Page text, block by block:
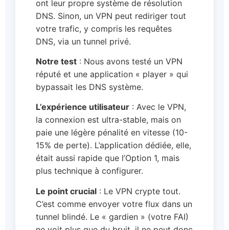
ont leur propre système de résolution
DNS. Sinon, un VPN peut rediriger tout
votre trafic, y compris les requêtes
DNS, via un tunnel privé.
Notre test : Nous avons testé un VPN
réputé et une application « player » qui
bypassait les DNS système.
L’expérience utilisateur : Avec le VPN,
la connexion est ultra-stable, mais on
paie une légère pénalité en vitesse (10-
15% de perte). L’application dédiée, elle,
était aussi rapide que l’Option 1, mais
plus technique à configurer.
Le point crucial : Le VPN crypte tout.
C’est comme envoyer votre flux dans un
tunnel blindé. Le « gardien » (votre FAI)